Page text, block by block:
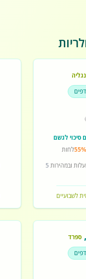
סיכוי לגשם
55%לחות
ובמהירות 5
לשבועיים
,ספרד